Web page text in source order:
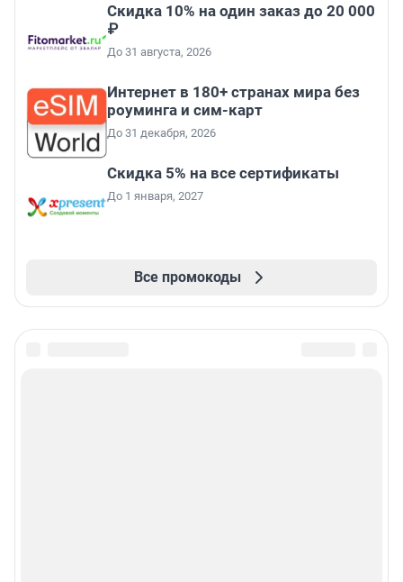
Скидка 10% на один заказ до 20 000
₽
До 31 августа, 2026
Интернет в 180+ странах мира без
роуминга и сим-карт
До 31 декабря, 2026
Скидка 5% на все сертификаты
До 1 января, 2027
Все промокоды